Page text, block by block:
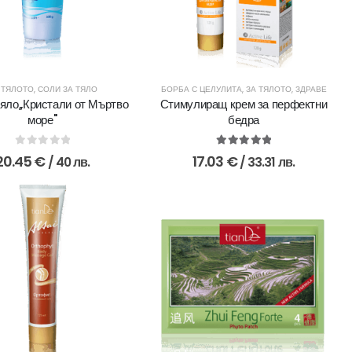
, СОЛИ ЗА ТЯЛО
от Мъртво
море''
out of 5
€ / 40 лв.
БОРБА С ЦЕЛУЛИТА, ЗА ТЯЛОТО, ЗДРАВЕ
Стимулиращ крем за перфектни
бедра
5.00 out of 5
17.03 €/ 33.31 лв.